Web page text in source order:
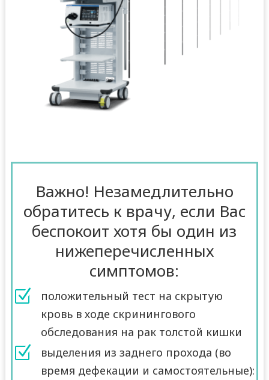
Важно! Незамедлительно
обратитесь к врачу, если Вас
беспокоит хотя бы один из
нижеперечисленных
симптомов:
Z
положительный тест на скрытую
кровь в ходе скринингового
обследования на рак толстой кишки
Z
выделения из заднего прохода (во
время дефекации и самостоятельные):